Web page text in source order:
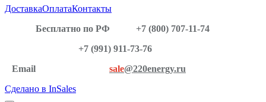
ДоставкаОплатаКонтакты
Бесплатно по РФ
+7 (800) 707-11-74
+7 (991) 911-73-76
Email
sale@220energy.ru
Сделано в InSales